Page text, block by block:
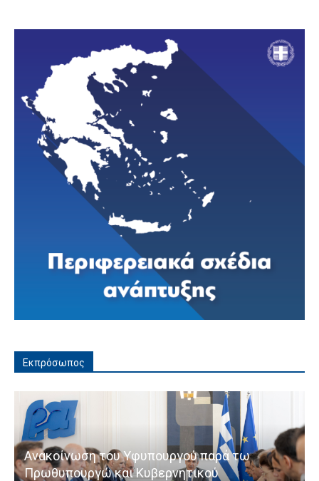
Εκπρόσωπος
Ανακοίνωση του Υφυπουργού παρά τω
Πρωθυπουργώ και Κυβερνητικού